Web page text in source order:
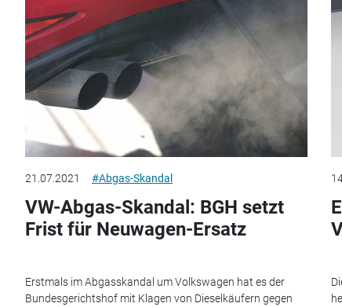
21.07.2021 #Abgas-Skandal
VW-Abgas-Skandal: BGH setzt
Frist für Neuwagen-Ersatz
Erstmals im Abgasskandal um Volkswagen hat es der
Bundesgerichtshof mit Klagen von Dieselkäufern gegen